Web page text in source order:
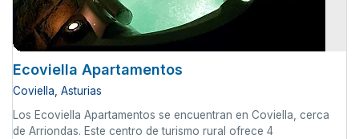
Ecoviella Apartamentos
Coviella, Asturias
Los Ecoviella Apartamentos se encuentran en Coviella, cerca
de Arriondas. Este centro de turismo rural ofrece 4